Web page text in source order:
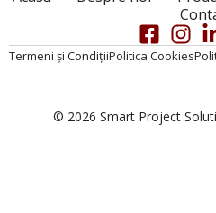
© 2026 Smart Project
Termeni și CondițiiPolitica Cookies